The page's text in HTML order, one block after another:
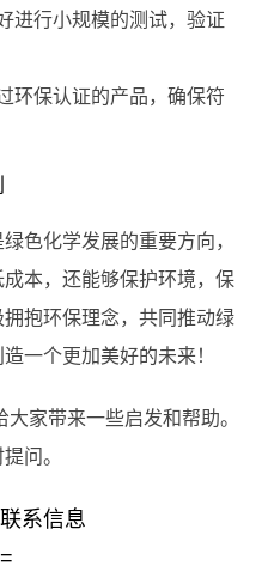
进行小规模的测试，验证
环保认证的产品，确保符
色化学发展的重要方向，
本，还能够保护环境，保
抱环保理念，共同推动绿
一个更加美好的未来！
家带来一些启发和帮助。
问。
系信息